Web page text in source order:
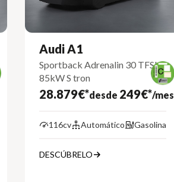
Audi A1
Sportback Adrenalin 30 TFSI
85kW S tron
28.879€*desde 249€*/mes
116cv Automático Gasolina
DESCÚBRELO